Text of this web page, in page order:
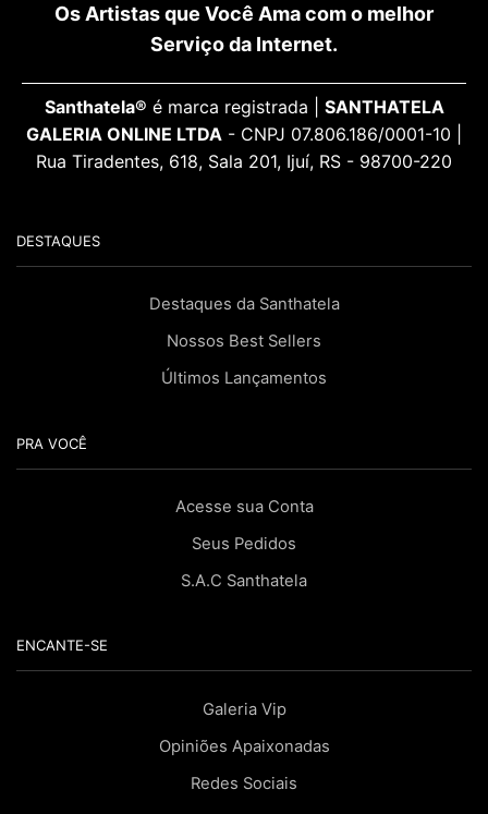
Os Artistas que Você Ama com o melhor
Serviço da Internet.
Santhatela® é marca registrada | SANTHATELA
GALERIA ONLINE LTDA - CNPJ 07.806.186/0001-10 |
Rua Tiradentes, 618, Sala 201, Ijuí, RS - 98700-220
DESTAQUES
Destaques da Santhatela
Nossos Best Sellers
Últimos Lançamentos
PRA VOCÊ
Acesse sua Conta
Seus Pedidos
S.A.C Santhatela
ENCANTE-SE
Galeria Vip
Opiniões Apaixonadas
Redes Sociais